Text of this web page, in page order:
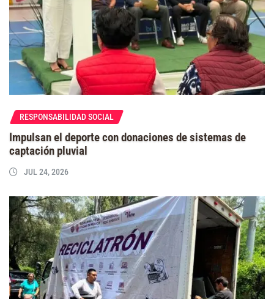
RESPONSABILIDAD SOCIAL
Impulsan el deporte con donaciones de sistemas de
captación pluvial
JUL 24, 2026